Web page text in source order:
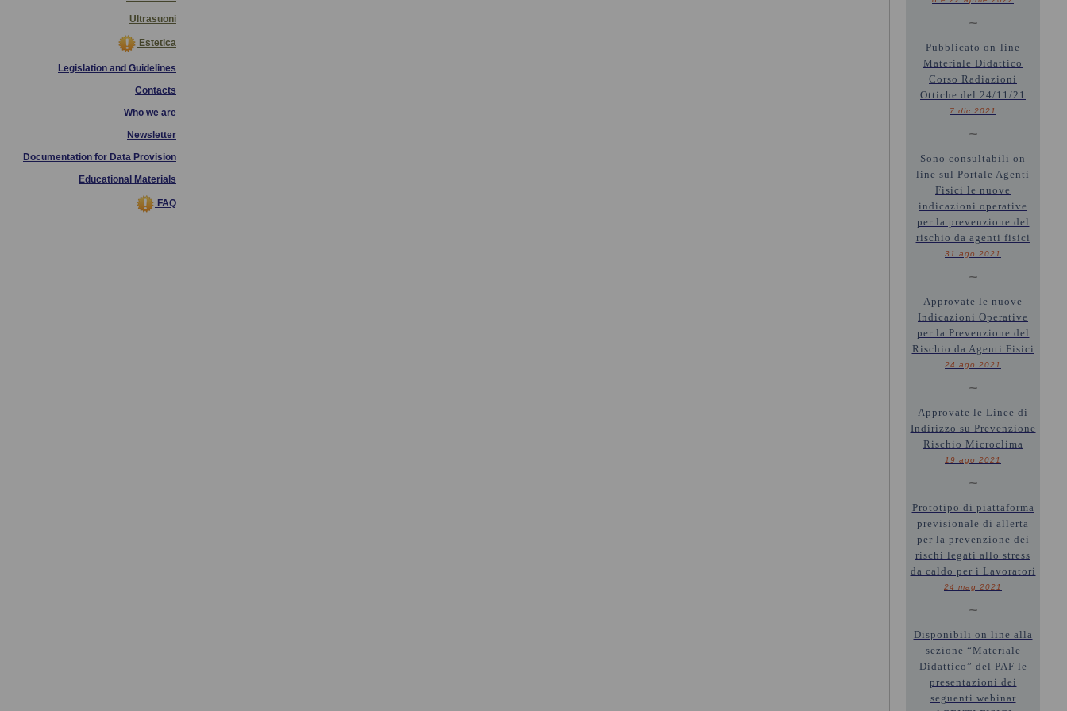
Ultrasuoni
Estetica
Legislation and Guidelines
Contacts
Who we are
Newsletter
Documentation for Data Provision
Educational Materials
FAQ
~
Pubblicato on-line
Materiale Didattico
Corso Radiazioni
Ottiche del 24/11/21
7 dic 2021
~
Sono consultabili on
line sul Portale Agenti
Fisici le nuove
indicazioni operative
per la prevenzione del
rischio da agenti fisici
31 ago 2021
~
Approvate le nuove
Indicazioni Operative
per la Prevenzione del
Rischio da Agenti Fisici
24 ago 2021
~
Approvate le Linee di
Indirizzo su Prevenzione
Rischio Microclima
19 ago 2021
~
Prototipo di piattaforma
previsionale di allerta
per la prevenzione dei
rischi legati allo stress
da caldo per i Lavoratori
24 mag 2021
~
Disponibili on line alla
sezione “Materiale
Didattico” del PAF le
presentazioni dei
seguenti webinar